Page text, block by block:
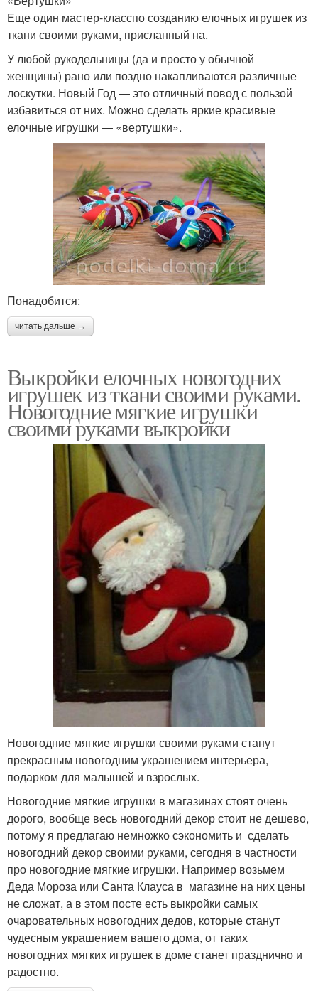
Еще один мастер-класспо созданию елочных игрушек из
ткани своими руками, присланный на.
У любой рукодельницы (да и просто у обычной
женщины) рано или поздно накапливаются различные
лоскутки. Новый Год — это отличный повод с пользой
избавиться от них. Можно сделать яркие красивые
елочные игрушки — «вертушки».
Понадобится:
читать дальше →
Выкройки елочных новогодних
игрушек из ткани своими руками.
Новогодние мягкие игрушки
своими руками выкройки
Новогодние мягкие игрушки своими руками станут
прекрасным новогодним украшением интерьера,
подарком для малышей и взрослых.
Новогодние мягкие игрушки в магазинах стоят очень
дорого, вообще весь новогодний декор стоит не дешево,
потому я предлагаю немножко сэкономить и сделать
новогодний декор своими руками, сегодня в частности
про новогодние мягкие игрушки. Например возьмем
Деда Мороза или Санта Клауса в магазине на них цены
не сложат, а в этом посте есть выкройки самых
очаровательных новогодних дедов, которые станут
чудесным украшением вашего дома, от таких
новогодних мягких игрушек в доме станет празднично и
радостно.